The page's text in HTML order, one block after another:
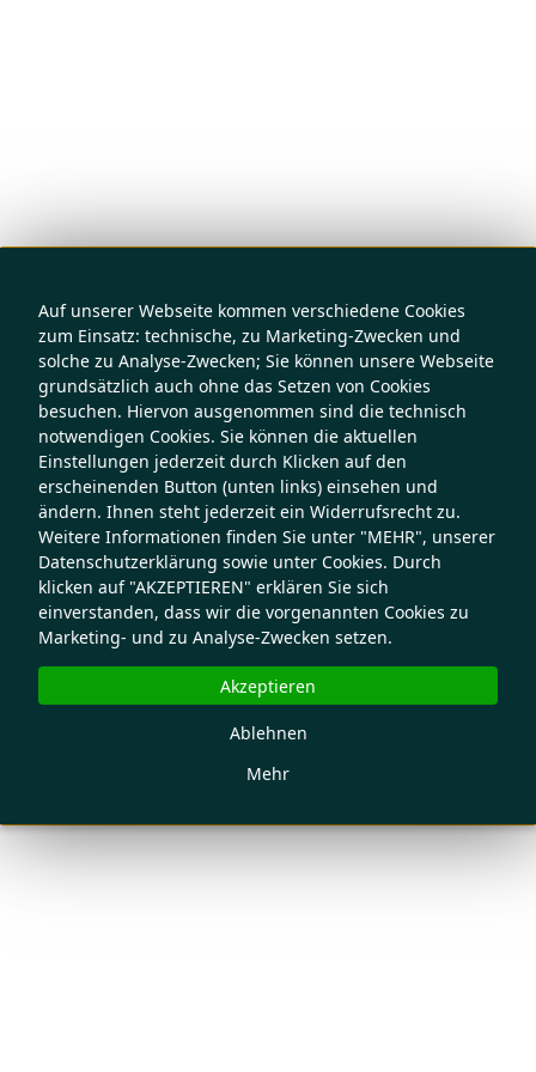
Auf unserer Webseite kommen verschiedene Cookies
zum Einsatz: technische, zu Marketing-Zwecken und
solche zu Analyse-Zwecken; Sie können unsere Webseite
grundsätzlich auch ohne das Setzen von Cookies
besuchen. Hiervon ausgenommen sind die technisch
notwendigen Cookies. Sie können die aktuellen
Einstellungen jederzeit durch Klicken auf den
erscheinenden Button (unten links) einsehen und
ändern. Ihnen steht jederzeit ein Widerrufsrecht zu.
Weitere Informationen finden Sie unter "MEHR", unserer
Datenschutzerklärung sowie unter Cookies. Durch
klicken auf "AKZEPTIEREN" erklären Sie sich
einverstanden, dass wir die vorgenannten Cookies zu
Marketing- und zu Analyse-Zwecken setzen.
Mehr
Ablehnen
Akzeptieren